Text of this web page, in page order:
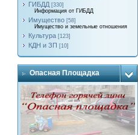
ГИБДД [330]
Информация от ГИБДД
Имущество [58]
Имущество и земельные отношения
Культура [123]
КДН и ЗП [10]
Опасная Площадка